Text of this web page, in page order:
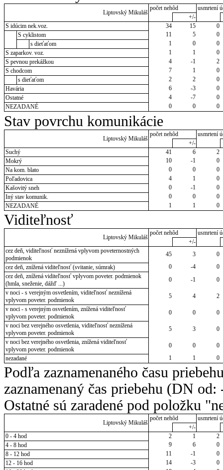
Liptovský Mikuláš
počet nehôd
usmrtení
+/-
S idúcim nek.voz.
34 15
0
S cyklistom
11 5
0
s dieťaťom
1 0
0
S zaparkov. voz.
1 1
0
S pevnou prekážkou
4 -1
2
S chodcom
7 1
0
s dieťaťom
2 2
0
Havária
6 -3
0
Ostatné
4 -7
0
NEZADANÉ
0 0 0
Stav povrchu komunikácie
Liptovský Mikuláš
počet nehôd
usmrtení
+/-
Suchý
41 6
2
Mokrý
10 -1
0
Na kom. blato
0 0
0
Poľadovica
4 1
0
Kašovitý sneh
0 -1
0
Iný stav komunik.
0 0
0
NEZADANÉ
1 1 0
Viditeľnosť
Liptovský Mikuláš
počet nehôd
usmrtení
+/-
cez deň, viditeľnosť neznížená vplyvom poveternostných
podmienok
45 3
0
cez deň, znížená viditeľnosť (svitanie, súmrak)
0 -4
0
cez deň, znížená viditeľnosť vplyvom poveter. podmienok
(hmla, sneženie, dážď ...)
0 -1
0
v noci - s verejným osvetlením, viditeľnosť neznížená
vplyvom poveter. podmienok
5 4
2
v noci - s verejným osvetlením, znížená viditeľnosť
vplyvom poveter. podmienok
0 0
0
v noci bez verejného osvetlenia, viditeľnosť neznížená
vplyvom poveter. podmienok
5 3
0
v noci bez verejného osvetlenia, znížená viditeľnosť
vplyvom poveter. podmienok
0 0
0
nezadané
1 1 0
Podľa zaznamenaného času
zaznamenaný čas priebehu (DN
Ostatné sú zaradené pod položku
Liptovský Mikuláš
počet nehôd
usmrtení
+/-
0 - 4 hod
2 1
2
4 - 8 hod
9 6
0
8 - 12 hod
11 -1
0
12 - 16 hod
14 -3
0